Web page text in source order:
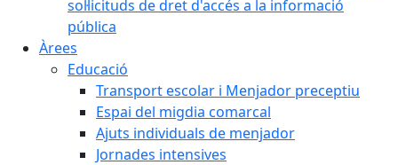
sol·licituds de dret d'accés a la informació
pública
Àrees
Educació
Transport escolar i Menjador preceptiu
Espai del migdia comarcal
Ajuts individuals de menjador
Jornades intensives